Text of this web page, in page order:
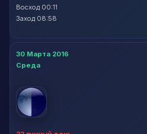
Восход 00:11
Заход 08:58
30 Марта 2016
Среда